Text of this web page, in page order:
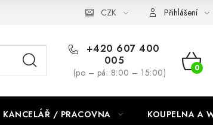
CZK Přihlášení
+420 607 400
005
(po – pá: 8:00 – 15:00)
KANCELÁŘ / PRACOVNA KOUPELNA A